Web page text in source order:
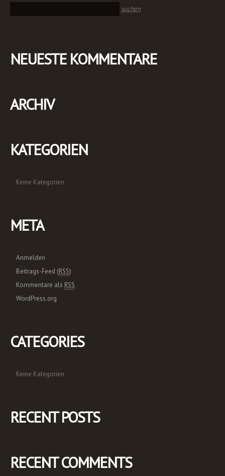
NEUESTE KOMMENTARE
ARCHIV
KATEGORIEN
Keine Kategorien
META
Anmelden
Beitrags-Feed (RSS)
Kommentare als RSS
WordPress.org
CATEGORIES
Keine Kategorien
RECENT POSTS
RECENT COMMENTS